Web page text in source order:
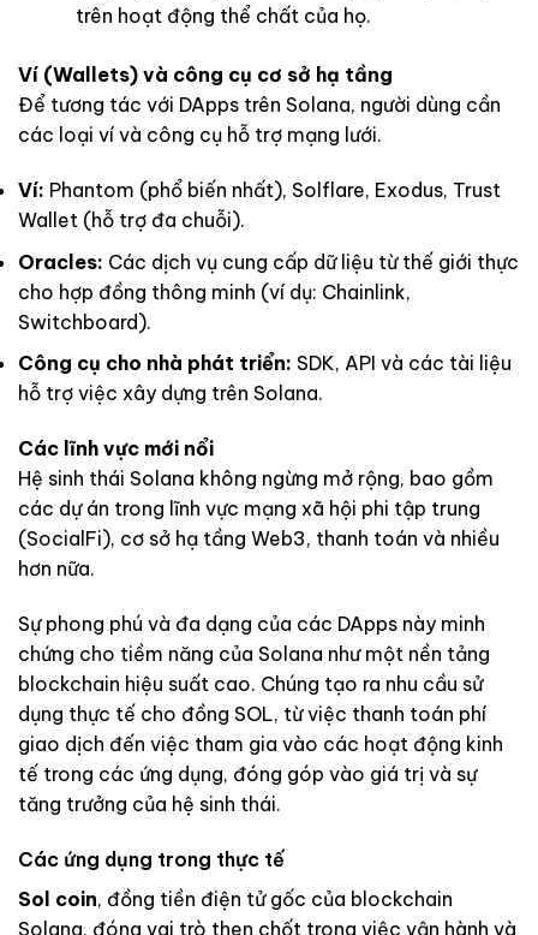
trên hoạt động thể chất của họ.
Ví (Wallets) và công cụ cơ sở hạ tầng
Để tương tác với DApps trên Solana, người dùng cần
các loại ví và công cụ hỗ trợ mạng lưới.
Ví: Phantom (phổ biến nhất), Solflare, Exodus, Trust
Wallet (hỗ trợ đa chuỗi).
Oracles: Các dịch vụ cung cấp dữ liệu từ thế giới thực
cho hợp đồng thông minh (ví dụ: Chainlink,
Switchboard).
Công cụ cho nhà phát triển: SDK, API và các tài liệu
hỗ trợ việc xây dựng trên Solana.
Các lĩnh vực mới nổi
Hệ sinh thái Solana không ngừng mở rộng, bao gồm
các dự án trong lĩnh vực mạng xã hội phi tập trung
(SocialFi), cơ sở hạ tầng Web3, thanh toán và nhiều
hơn nữa.
Sự phong phú và đa dạng của các DApps này minh
chứng cho tiềm năng của Solana như một nền tảng
blockchain hiệu suất cao. Chúng tạo ra nhu cầu sử
dụng thực tế cho đồng SOL, từ việc thanh toán phí
giao dịch đến việc tham gia vào các hoạt động kinh
tế trong các ứng dụng, đóng góp vào giá trị và sự
tăng trưởng của hệ sinh thái.
Các ứng dụng trong thực tế
Sol coin, đồng tiền điện tử gốc của blockchain
Solana, đóng vai trò then chốt trong việc vận hành và